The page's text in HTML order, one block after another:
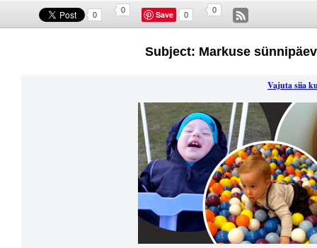
0
0 Save 0
0
Subject: Markuse
Vajuta siia